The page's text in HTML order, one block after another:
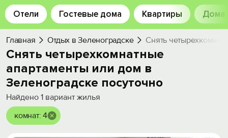
История просмотра
Добавить свой объект
Отели Гостевые дома Квартиры Дома
Главная Отдых в Зеленоградске Снять
Снять четырехкомнатные
апартаменты или дом в
Зеленоградске посуточно
Найдено 1 вариант жилья
комнат: 4